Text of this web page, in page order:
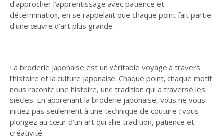
d’approcher l’apprentissage avec patience et
détermination, en se rappelant que chaque point fait partie
d’une œuvre d’art plus grande.
La broderie japonaise est un véritable voyage à travers
l’histoire et la culture japonaise. Chaque point, chaque motif
nous raconte une histoire, une tradition qui a traversé les
siècles. En apprenant la broderie japonaise, vous ne vous
initiez pas seulement à une technique de couture : vous
plongez au cœur d’un art qui allie tradition, patience et
créativité.